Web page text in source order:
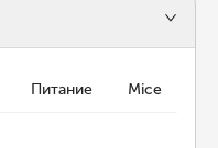
Питание Mice